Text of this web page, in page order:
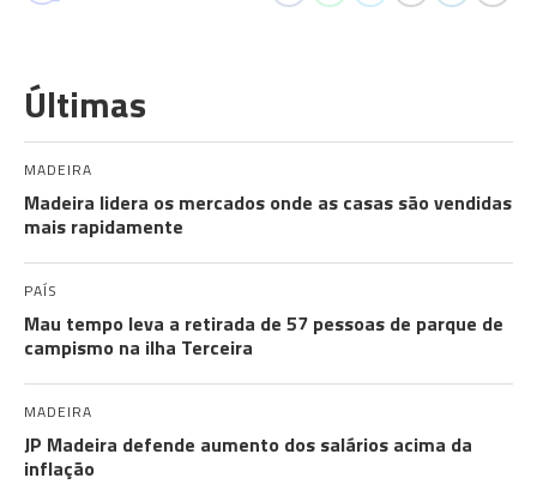
Últimas
MADEIRA
Madeira lidera os mercados onde as casas são vendidas
mais rapidamente
PAÍS
Mau tempo leva a retirada de 57 pessoas de parque de
campismo na ilha Terceira
MADEIRA
JP Madeira defende aumento dos salários acima da
inflação